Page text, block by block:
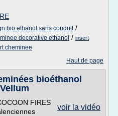
bio ethanol sans conduit/
decorative ethanol / insert
cheminee
Haut de page
bioéthanol
voir la vidéo
FIRES